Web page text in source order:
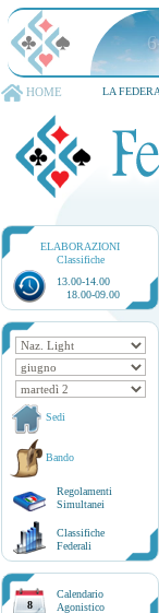
HOME LA
ELABORAZIONI
Classifiche
13.00-14.00
18.00-09.00
Sedi
Bando
Regolamenti
Simultanei
Classifiche
Federali
8
Calendario
Agonistico